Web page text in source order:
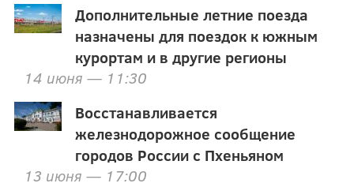
Дополнительные летние поезда
назначены для поездок к южным
курортам и в другие регионы
14 июня — 11:30
Восстанавливается
железнодорожное сообщение
городов России с Пхеньяном
13 июня — 17:00